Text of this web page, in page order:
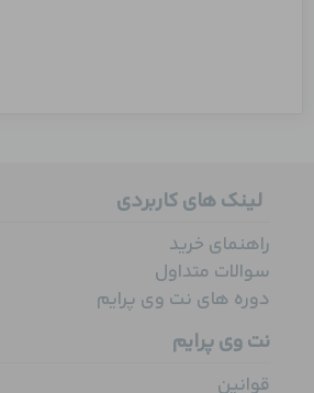
لینک های کاربردی
راهنمای خرید
سوالات متداول
دوره های نت وی پرایم
نت وی پرایم
قوانین